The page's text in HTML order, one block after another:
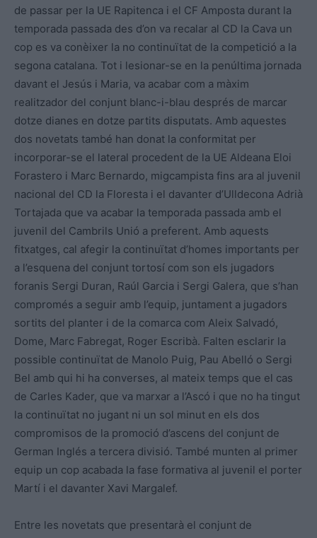
de passar per la UE Rapitenca i el CF Amposta durant la
temporada passada des d’on va recalar al CD la Cava un
cop es va conèixer la no continuïtat de la competició a la
segona catalana. Tot i lesionar-se en la penúltima jornada
davant el Jesús i Maria, va acabar com a màxim
realitzador del conjunt blanc-i-blau després de marcar
dotze dianes en dotze partits disputats. Amb aquestes
dos novetats també han donat la conformitat per
incorporar-se el lateral procedent de la UE Aldeana Eloi
Forastero i Marc Bernardo, migcampista fins ara al juvenil
nacional del CD la Floresta i el davanter d’Ulldecona Adrià
Tortajada que va acabar la temporada passada amb el
juvenil del Cambrils Unió a preferent. Amb aquests
fitxatges, cal afegir la continuïtat d’homes importants per
a l’esquena del conjunt tortosí com son els jugadors
foranis Sergi Duran, Raúl Garcia i Sergi Galera, que s’han
compromés a seguir amb l’equip, juntament a jugadors
sortits del planter i de la comarca com Aleix Salvadó,
Dome, Marc Fabregat, Roger Escribà. Falten esclarir la
possible continuïtat de Manolo Puig, Pau Abelló o Sergi
Bel amb qui hi ha converses, al mateix temps que el cas
de Carles Kader, que va marxar a l’Ascó i que no ha tingut
la continuïtat no jugant ni un sol minut en els dos
compromisos de la promoció d’ascens del conjunt de
German Inglés a tercera divisió. També munten al primer
equip un cop acabada la fase formativa al juvenil el porter
Martí i el davanter Xavi Margalef.
Entre les novetats que presentarà el conjunt de